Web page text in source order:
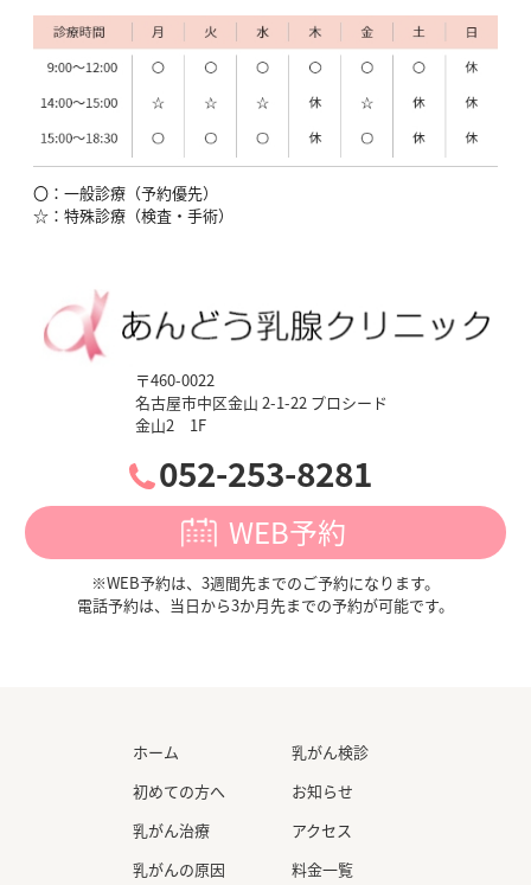
※半角英数字
タイトル 必須 公開
本文
〒460-0022
名古屋市中区金山 2-1-22 プロシード
金山2 1F
052-253-8281
WEB予約
※WEB予約は、3週間先までのご予約になります。
電話予約は、当日から3か月先までの予約が可能です。
〇：一般診療（予約優先）
☆：特殊診療（検査・手術）
ホーム
初めての方へ
乳がん治療
乳がんの原因
乳がん検診
お知らせ
アクセス
料金一覧